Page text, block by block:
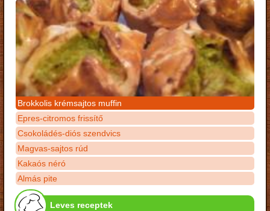
Brokkolis krémsajtos muffin
Epres-citromos frissítő
Csokoládés-diós szendvics
Magvas-sajtos rúd
Kakaós néró
Almás pite
Leves receptek